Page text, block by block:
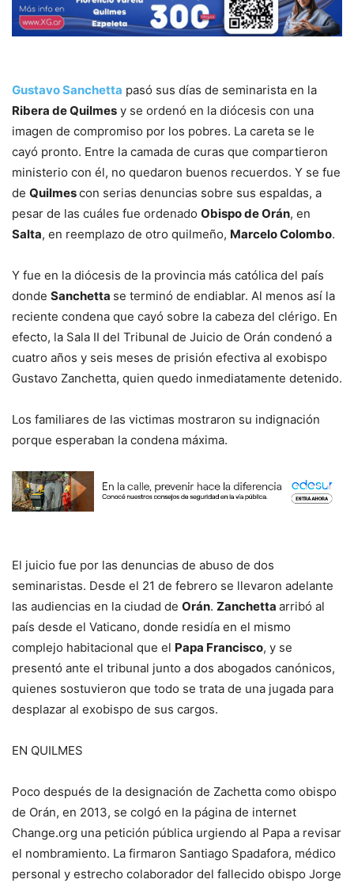
Gustavo Sanchetta pasó sus días de seminarista en la
Ribera de Quilmes y se ordenó en la diócesis con una
imagen de compromiso por los pobres. La careta se le
cayó pronto. Entre la camada de curas que compartieron
ministerio con él, no quedaron buenos recuerdos. Y se fue
de Quilmescon serias denuncias sobre sus espaldas, a
pesar de las cuáles fue ordenado Obispo de Orán, en
Salta, en reemplazo de otro quilmeño, Marcelo Colombo.
Y fue en la diócesis de la provincia más católica del país
donde Sanchetta se terminó de endiablar. Al menos así la
reciente condena que cayó sobre la cabeza del clérigo. En
efecto, la Sala II del Tribunal de Juicio de Orán condenó a
cuatro años y seis meses de prisión efectiva al exobispo
Gustavo Zanchetta, quien quedo inmediatamente detenido.
Los familiares de las victimas mostraron su indignación
porque esperaban la condena máxima.
El juicio fue por las denuncias de abuso de dos
seminaristas. Desde el 21 de febrero se llevaron adelante
las audiencias en la ciudad de Orán. Zanchetta arribó al
país desde el Vaticano, donde residía en el mismo
complejo habitacional que el Papa Francisco, y se
presentó ante el tribunal junto a dos abogados canónicos,
quienes sostuvieron que todo se trata de una jugada para
desplazar al exobispo de sus cargos.
EN QUILMES
Poco después de la designación de Zachetta como obispo
de Orán, en 2013, se colgó en la página de internet
Change.org una petición pública urgiendo al Papa a revisar
el nombramiento. La firmaron Santiago Spadafora, médico
personal y estrecho colaborador del fallecido obispo Jorge